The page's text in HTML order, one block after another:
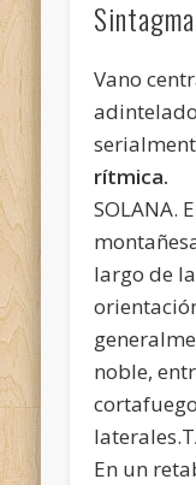
Vano
rítmica.
SOLANA.
largo de
noble,
En un